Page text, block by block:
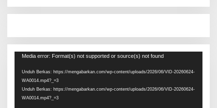
Pemutar
Media error: Format(s) not supported or source(s) not found
Unduh Berkas: https://mengabarkan.com/wp-content/uploads/2026/06/VID-20260624-
WA0014.mp4?_=3
Unduh Berkas: https://mengabarkan.com/wp-content/uploads/2026/06/VID-20260624-
WA0014.mp4?_=3